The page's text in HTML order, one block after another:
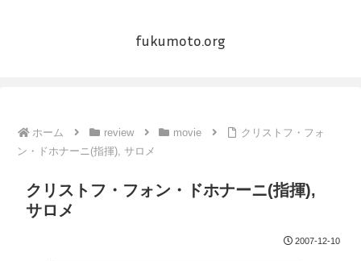
fukumoto.org
ホーム review movie
クリストフ・フォ
ン・ドホナーニ(指揮), サロメ
クリストフ・フォン・ドホナーニ(指揮),
サロメ
2007-12-10